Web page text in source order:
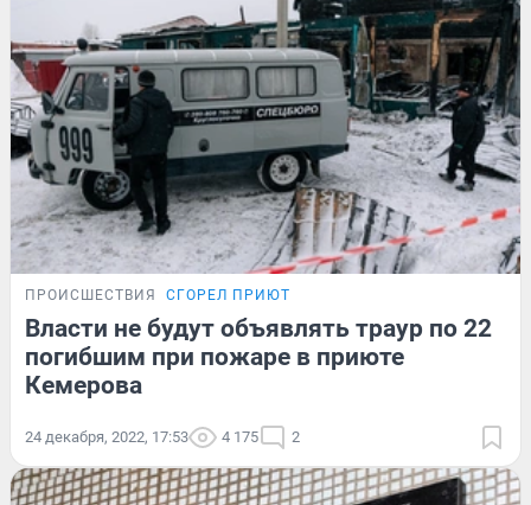
ПРОИСШЕСТВИЯ СГОРЕЛ ПРИЮТ
Власти не будут объявлять траур по 22
погибшим при пожаре в приюте
Кемерова
24 декабря, 2022, 17:53 4 175 2